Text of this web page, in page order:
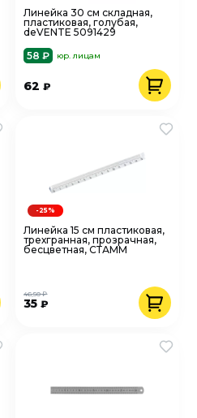
Линейка 30 см складная,
пластиковая, голубая,
deVENTE 5091429
58 ₽
юр. лицам
62₽
Линейка 15 см пластиковая,
трехгранная, прозрачная,
бесцветная, СТАММ
35₽
46,50 ₽
-25%